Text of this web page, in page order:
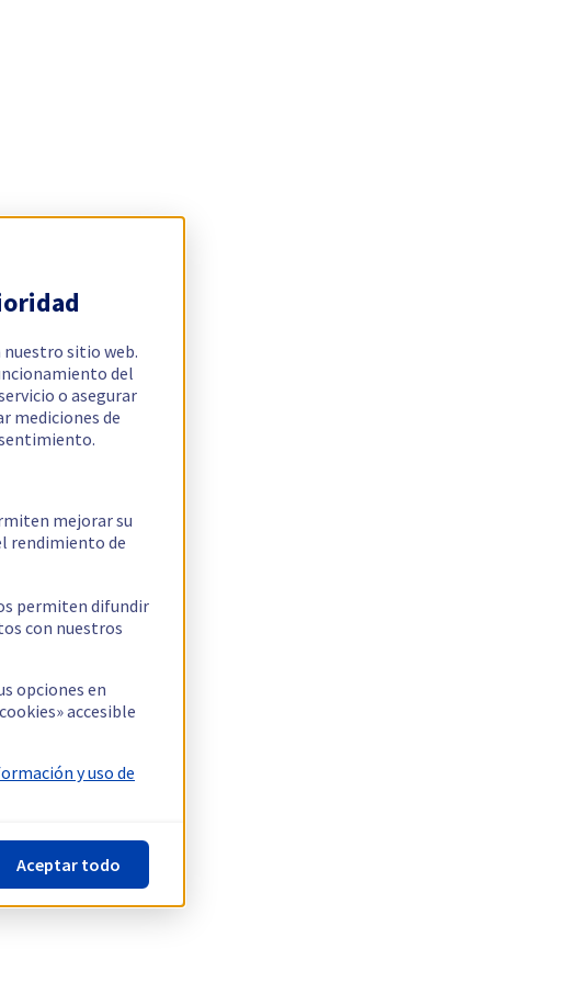
sitio web.
del
o asegurar
mediciones de
mejorar su
rendimiento de
permiten difundir
con nuestros
opciones en
accesible
y uso de
Aceptar todo